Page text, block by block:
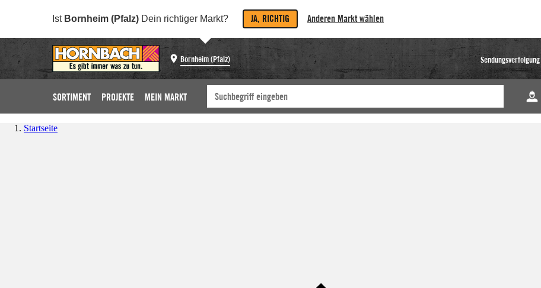
Ist Bornheim (Pfalz) Dein richtiger Markt? JA, RICHTIG Anderen Markt wählen
Bornheim (Pfalz) Sendungsverfolgung
SORTIMENT PROJEKTE MEIN MARKT
Startseite